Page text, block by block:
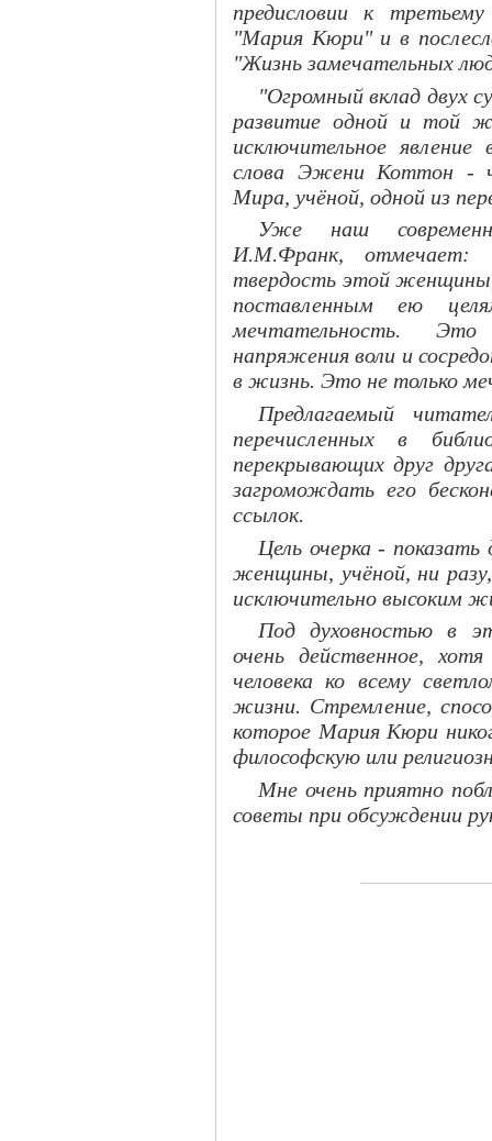
предисловии к
"Мария Кюри" и в
"Жизнь замечательных
"Огромный вклад двух
развитие одной и той
исключительное
слова Эжени Коттон -
Мира, учёной, одной из
Уже наш
И.М.Франк, отмечает:
твердость этой
поставленным ею
мечтательность.
напряжения воли и
в жизнь. Это не только
Предлагаемый
перечисленных в
перекрывающих друг
загромождать его
ссылок.
Цель очерка - показать
женщины, учёной, ни
исключительно высоким
Под духовностью в
очень действенное,
человека ко всему
жизни. Стремление,
которое Мария Кюри
философскую или
Мне очень приятно
советы при обсуждении